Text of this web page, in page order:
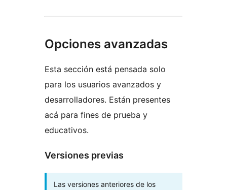
Opciones avanzadas
Esta sección está pensada solo
para los usuarios avanzados y
desarrolladores. Están presentes
acá para fines de prueba y
educativos.
Versiones previas
Las versiones anteriores de los